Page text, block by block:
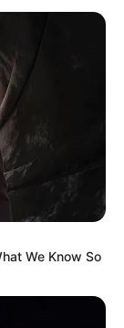
You Go Back
We Know So